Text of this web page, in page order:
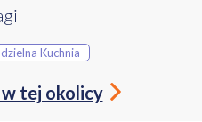
co pozwala na
sypialniany, który zapewnia
przestrzeń. Układ lokalu został
z poczuciem
Kuchnia
tej okolicy